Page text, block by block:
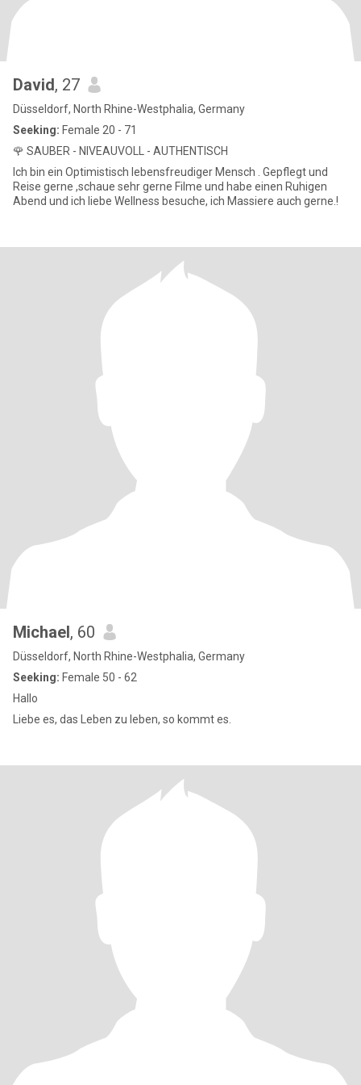
David, 27
Düsseldorf, North Rhine-Westphalia, Germany
Seeking: Female 20 - 71
🌹 SAUBER - NIVEAUVOLL - AUTHENTISCH
Ich bin ein Optimistisch lebensfreudiger Mensch . Gepflegt und
Reise gerne ,schaue sehr gerne Filme und habe einen Ruhigen
Abend und ich liebe Wellness besuche, ich Massiere auch gerne.!
Michael, 60
Düsseldorf, North Rhine-Westphalia, Germany
Seeking: Female 50 - 62
Hallo
Liebe es, das Leben zu leben, so kommt es.